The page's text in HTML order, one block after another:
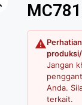
Jangan
Anda.
terkait.